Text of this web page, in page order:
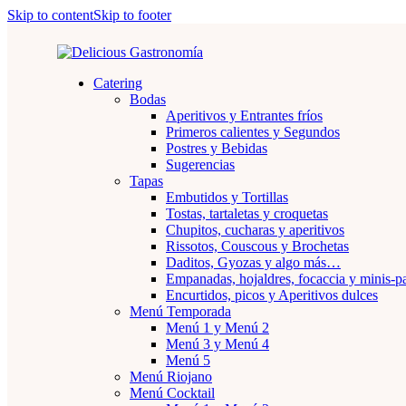
Skip to contentSkip to footer
Catering
Bodas
Aperitivos y Entrantes fríos
Primeros calientes y Segundos
Postres y Bebidas
Sugerencias
Tapas
Embutidos y Tortillas
Tostas, tartaletas y croquetas
Chupitos, cucharas y aperitivos
Rissotos, Couscous y Brochetas
Daditos, Gyozas y algo más…
Empanadas, hojaldres, focaccia y minis-
Encurtidos, picos y Aperitivos dulces
Menú Temporada
Menú 1 y Menú 2
Menú 3 y Menú 4
Menú 5
Menú Riojano
Menú Cocktail